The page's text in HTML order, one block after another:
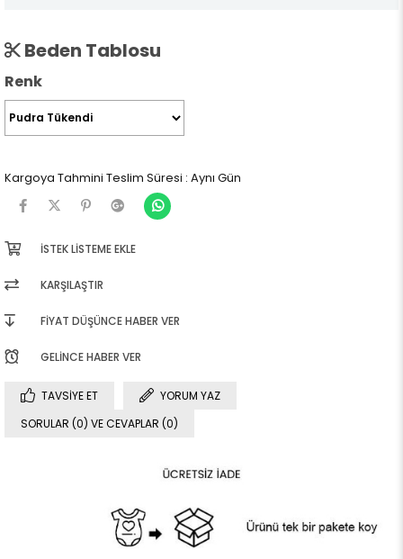
Beden Tablosu
Renk
Kargoya Tahmini Teslim Süresi : Aynı Gün
İSTEK LISTEME EKLE
KARŞILAŞTIR
FIYAT DÜŞÜNCE HABER VER
GELINCE HABER VER
TAVSIYE ET
YORUM YAZ
SORULAR (0) VE CEVAPLAR (0)